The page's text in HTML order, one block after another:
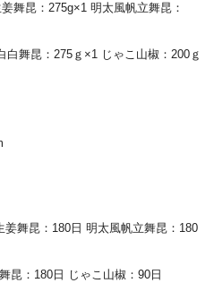
舞昆：275g×1 明太風帆立舞昆：
白舞昆：275ｇ×1 じゃこ山椒：200ｇ
舞昆：180日 明太風帆立舞昆：180
昆：180日 じゃこ山椒：90日